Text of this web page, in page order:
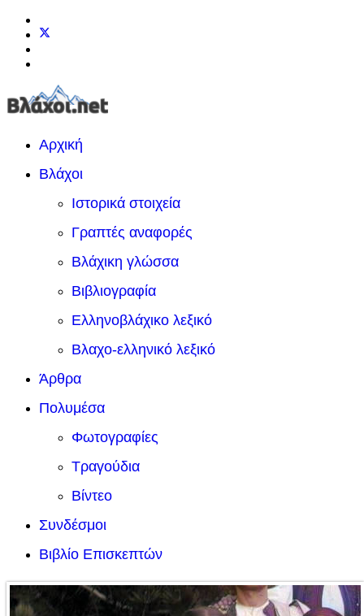
Αρχική
Βλάχοι
Ιστορικά στοιχεία
Γραπτές αναφορές
Βλάχικη γλώσσα
Βιβλιογραφία
Ελληνοβλάχικο λεξικό
Βλαχο-ελληνικό λεξικό
Άρθρα
Πολυμέσα
Φωτογραφίες
Τραγούδια
Βίντεο
Συνδέσμοι
Βιβλίο Επισκεπτών